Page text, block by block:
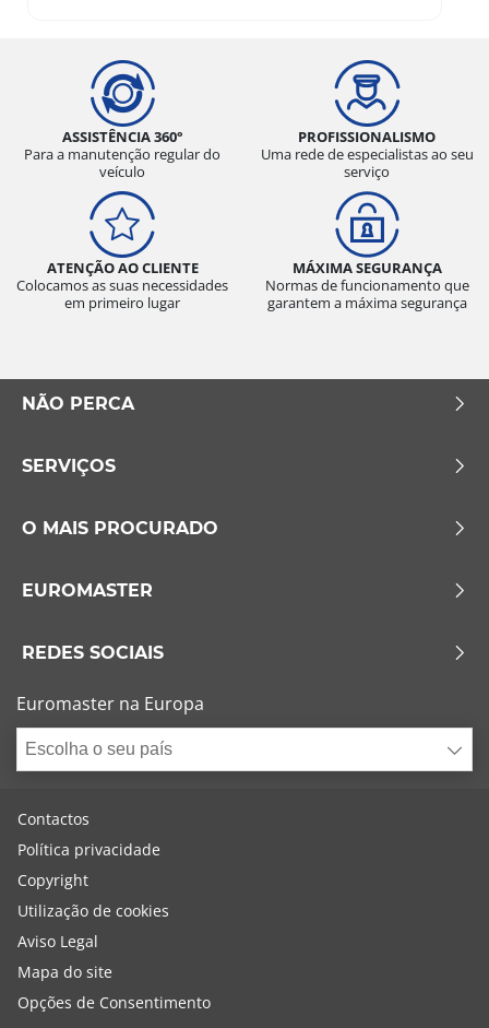
ASSISTÊNCIA 360°
Para a manutenção regular do
veículo
PROFISSIONALISMO
Uma rede de especialistas ao seu
serviço
ATENÇÃO AO CLIENTE
Colocamos as suas necessidades
em primeiro lugar
MÁXIMA SEGURANÇA
Normas de funcionamento que
garantem a máxima segurança
NÃO PERCA
SERVIÇOS
O MAIS PROCURADO
EUROMASTER
REDES SOCIAIS
Euromaster na Europa
Escolha o seu país
Contactos
Política privacidade
Copyright
Utilização de cookies
Aviso Legal
Mapa do site
Opções de Consentimento